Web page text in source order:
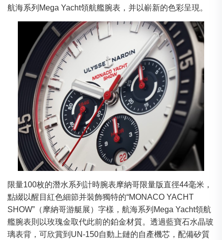
航海系列Mega Yacht領航艦腕表，并以嶄新的色彩呈現。
限量100枚的潛水系列計時腕表摩納哥限量版直徑44毫米，
點綴以醒目紅色細節并裝飾獨特的“MONACO YACHT
SHOW”（摩納哥游艇展）字樣，航海系列Mega Yacht領航
艦腕表則以玫瑰金取代此前的鉑金材質。透過藍寶石水晶玻
璃表背，可欣賞到UN-150自動上鏈的自產機芯，配備矽質